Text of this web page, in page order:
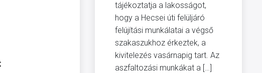
tájékoztatja a lakosságot,
hogy a Hecsei úti felüljáró
felújítási munkálatai a végső
szakaszukhoz érkeztek, a
kivitelezés vasárnapig tart. Az
aszfaltozási munkákat a […]